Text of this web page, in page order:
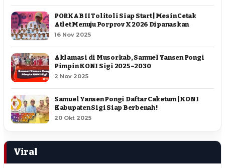
PORKAB II Tolitoli Siap Start | Mesin Cetak
Atlet Menuju Porprov X 2026 Dipanaskan
16 Nov 2025
Aklamasi di Musorkab, Samuel Yansen Pongi
Pimpin KONI Sigi 2025–2030
2 Nov 2025
Samuel Yansen Pongi Daftar Caketum | KONI
Kabupaten Sigi Siap Berbenah !
20 Okt 2025
Viral